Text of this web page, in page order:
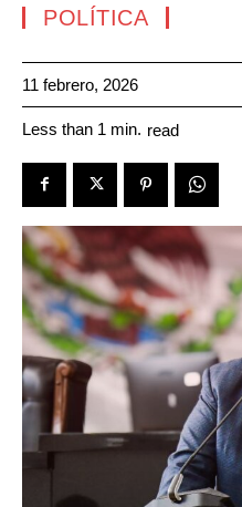
POLÍTICA
11 febrero, 2026
Less than 1 min. read